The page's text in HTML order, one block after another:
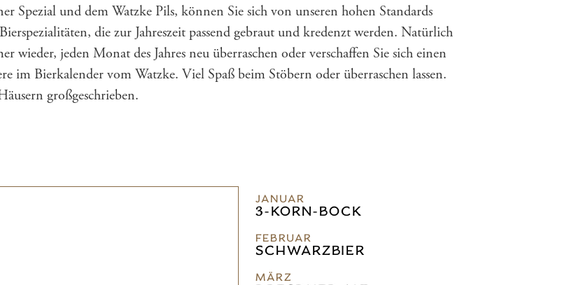
Spezial und dem Watzke Pils, können Sie sich von unseren hohen Standards
die zur Jahreszeit passend gebraut und kredenzt werden. Natürlich
wieder, jeden Monat des Jahres neu überraschen oder verschaffen Sie sich einen
im Bierkalender vom Watzke. Viel Spaß beim Stöbern oder überraschen lassen.
großgeschrieben.
JANUAR
3-KORN-BOCK
FEBRUAR
SCHWARZBIER
MÄRZ